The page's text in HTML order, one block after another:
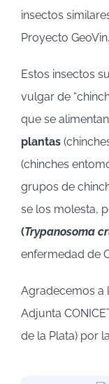
insectos
Proyecto GeoVin.
Estos insectos
vulgar de
que se
plantas
(chinches
grupos de
se los molesta,
(Trypanosoma
enfermedad de
Agradecemos a
Adjunta
de la Plata) por